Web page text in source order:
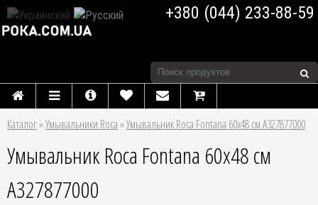
+380 (044) 233-88-59
Каталог»Умывальники Roca»Умывальник Roca Fontana 60x48 см A327877000
Умывальник Roca Fontana 60x48 см
A327877000